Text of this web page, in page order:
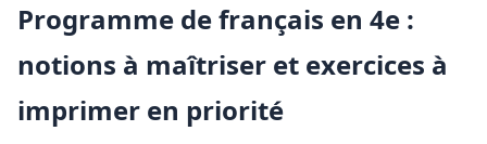
Programme de français en 4e :
notions à maîtriser et exercices à
imprimer en priorité